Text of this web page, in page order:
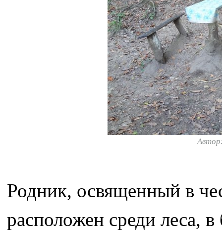
Родник, освященный в
расположен среди леса,